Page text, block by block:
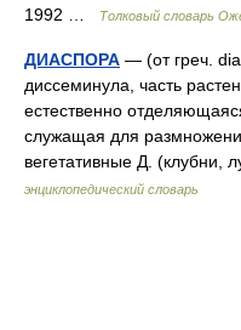
1992 …
Толковый словарь
ДИАСПОРА — (от греч.
диссеминула, часть
естественно
служащая для
вегетативные Д.
энциклопедический словарь